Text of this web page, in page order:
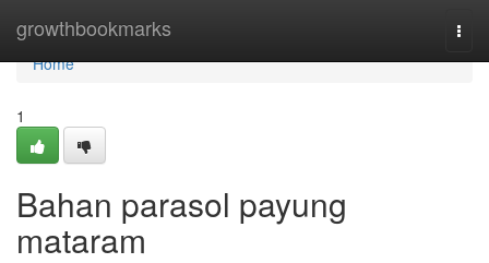
growthbookmarks
Home
Home
1
Bahan parasol payung
mataram